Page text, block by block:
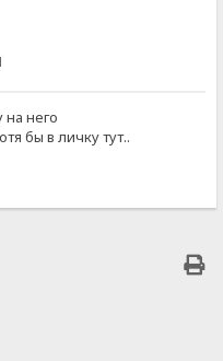
него
бы в личку тут..